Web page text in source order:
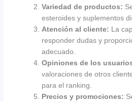
Variedad de productos:
esteroides y suplementos
Atención al cliente: La
responder dudas y
adecuado.
Opiniones de los
valoraciones de otros
para el ranking.
Precios y promociones: